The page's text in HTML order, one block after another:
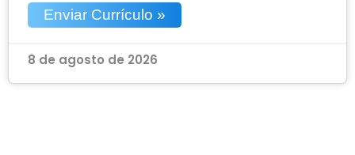
Enviar Currículo »
8 de agosto de 2026